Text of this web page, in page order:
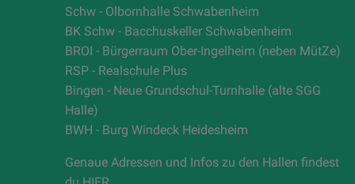
Schw - Olbornhalle Schwabenheim
BK Schw - Bacchuskeller Schwabenheim
BROI - Bürgerraum Ober-Ingelheim (neben MütZe)
RSP - Realschule Plus
Bingen - Neue Grundschul-Turnhalle (alte SGG
Halle)
BWH - Burg Windeck Heidesheim
Genaue Adressen und Infos zu den Hallen findest